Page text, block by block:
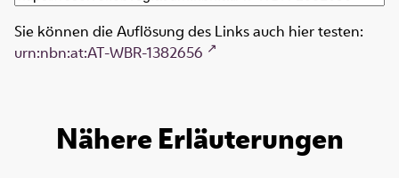
Sie können die Auflösung des Links auch hier testen:
urn:nbn:at:AT-WBR-1382656
Nähere Erläuterungen